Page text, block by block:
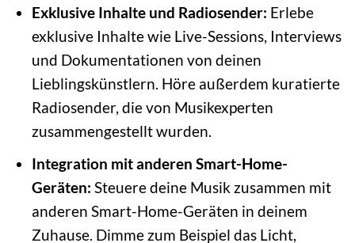
Exklusive Inhalte und Radiosender: Erlebe
exklusive Inhalte wie Live-Sessions, Interviews
und Dokumentationen von deinen
Lieblingskünstlern. Höre außerdem kuratierte
Radiosender, die von Musikexperten
zusammengestellt wurden.
Integration mit anderen Smart-Home-
Geräten: Steuere deine Musik zusammen mit
anderen Smart-Home-Geräten in deinem
Zuhause. Dimme zum Beispiel das Licht,